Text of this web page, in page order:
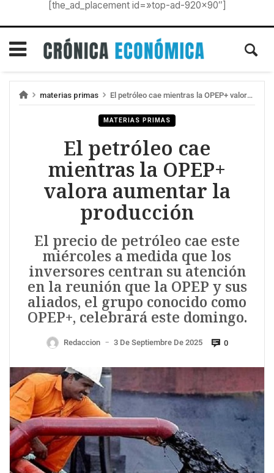
[the_ad_placement id=»top-ad-920×90″]
materias primas El petróleo cae mientras la OPEP+ valora aumentar la producción
MATERIAS PRIMAS
El petróleo cae
mientras la OPEP+
valora aumentar la
producción
El precio de petróleo cae este
miércoles a medida que los
inversores centran su atención
en la reunión que la OPEP y sus
aliados, el grupo conocido como
OPEP+, celebrará este domingo.
Redaccion — 3 De Septiembre De 2025 0